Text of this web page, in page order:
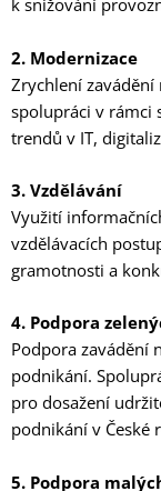
k snižování
2. Modernizace
Zrychlení
spolupráci v rámci
trendů v IT,
3. Vzdělávání
Využití
vzdělávacích
gramotnosti a
4. Podpora
Podpora zavádění
podnikání.
pro dosažení
podnikání v České
5. Podpora